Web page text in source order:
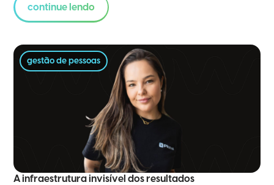
continue lendo
gestão de pessoas
A infraestrutura invisível dos resultados